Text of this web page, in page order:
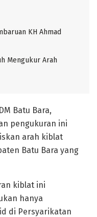
KH Ahmad
Mengukur Arah
Batu Bara,
pengukuran ini
arah kiblat
Batu Bara yang
kiblat ini
hanya
di Persyarikatan